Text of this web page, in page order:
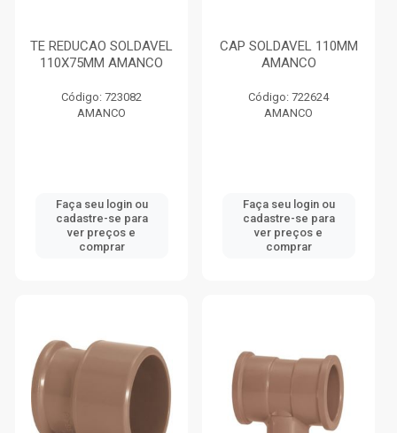
TE REDUCAO SOLDAVEL
110X75MM AMANCO
Código: 723082
AMANCO
Faça seu login ou
cadastre-se para
ver preços e
comprar
CAP SOLDAVEL 110MM
AMANCO
Código: 722624
AMANCO
Faça seu login ou
cadastre-se para
ver preços e
comprar